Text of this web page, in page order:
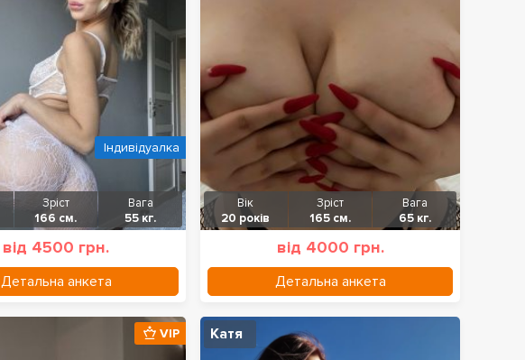
Зріст
166 см.
Вага
55 кг.
від 4500 грн.
Детальна анкета
Індивідуалка
Вік
20 років
Зріст
165 см.
Вага
65 кг.
від 4000 грн.
Детальна анкета
VIP Катя